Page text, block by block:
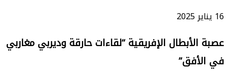
16 يناير 2025
عصبة الأبطال الإفريقية “لقاءات حارقة وديربي مغاربي
في الأفق”